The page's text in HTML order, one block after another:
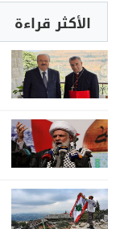
الأكثر قراءة